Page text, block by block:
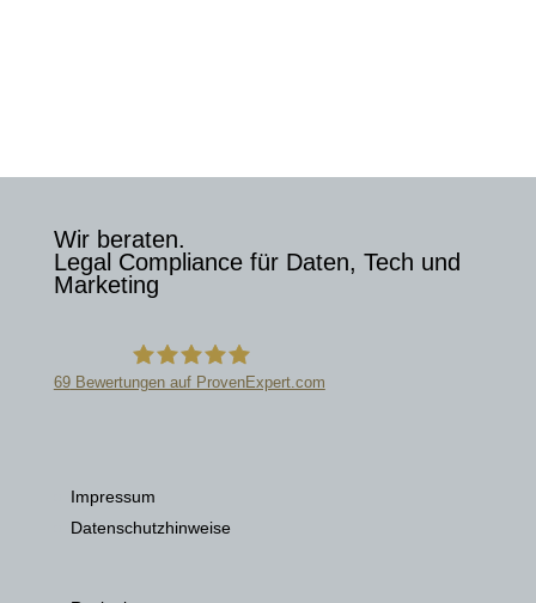
Wir beraten.
Legal Compliance für Daten, Tech und
Marketing
69Bewertungen auf ProvenExpert.com
Impressum
Datenschutzhinweise